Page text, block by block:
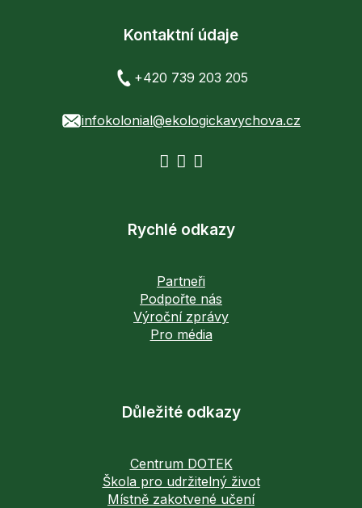
Kontaktní údaje
+420 739 203 205
infokolonial@ekologickavychova.cz
Rychlé odkazy
Partneři
Podpořte nás
Výroční zprávy
Pro média
Důležité odkazy
Centrum DOTEK
Škola pro udržitelný život
Místně zakotvené učení